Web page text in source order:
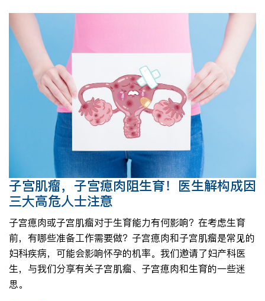
子宫肌瘤，子宫瘜肉阻生育！医生解构成因
三大高危人士注意
子宫瘜肉或子宫肌瘤对于生育能力有何影响？在考虑生育
前，有哪些准备工作需要做？子宫瘜肉和子宫肌瘤是常见的
妇科疾病，可能会影响怀孕的机率。我们邀请了妇产科医
生，与我们分享有关子宫肌瘤、子宫瘜肉和生育的一些迷
思。